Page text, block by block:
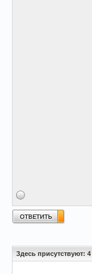
Здесь присутствуют: 4